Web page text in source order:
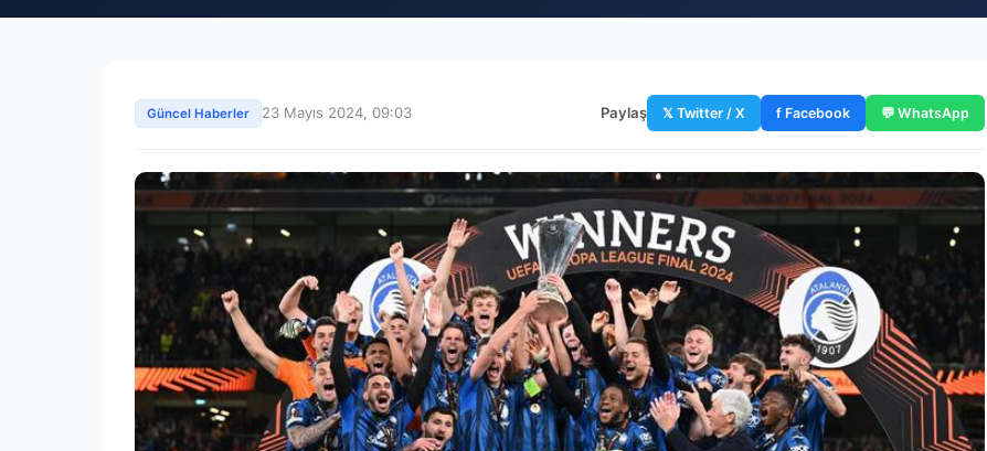
Güncel Haberler 23 Mayıs 2024, 09:03 Paylaş 𝕏 Twitter / X f Facebook 💬 WhatsApp